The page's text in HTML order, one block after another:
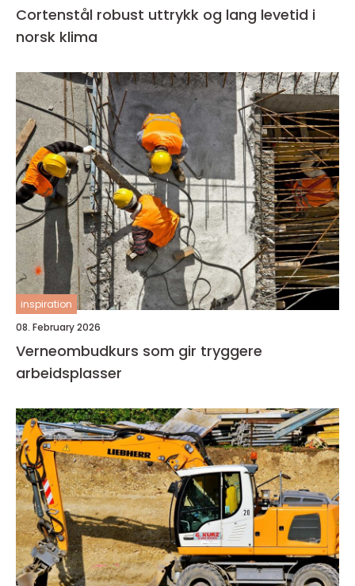
Cortenstål robust uttrykk og lang levetid i
norsk klima
inspiration
08. February 2026
Verneombudkurs som gir tryggere
arbeidsplasser